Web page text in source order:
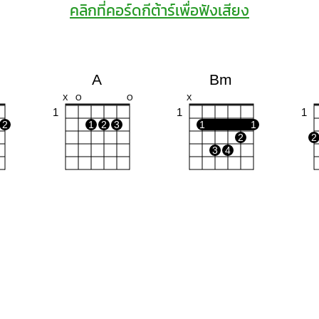
คลิกที่คอร์ดกีต้าร์เพื่อฟังเสียง
2
A
X O O
1
1 2 3
Bm
X
1
1
1
2
3
4
1
2